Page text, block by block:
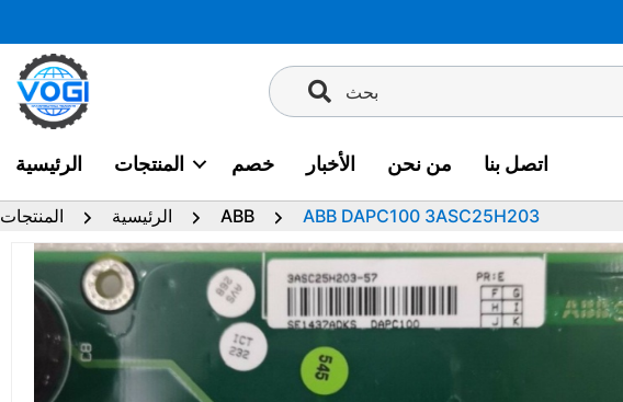
إلى
المحتوى
بحث
الرئيسية المنتجات خصم الأخبار من نحن اتصل بنا
الرئيسية المنتجات ABB ABB DAPC100 3ASC25H203